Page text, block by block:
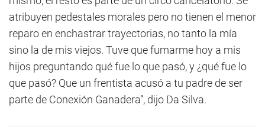
atribuyen pedestales morales pero no tienen el menor
reparo en enchastrar trayectorias, no tanto la mía
sino la de mis viejos. Tuve que fumarme hoy a mis
hijos preguntando qué fue lo que pasó, y ¿qué fue lo
que pasó? Que un frentista acusó a tu padre de ser
parte de Conexión Ganadera”, dijo Da Silva.